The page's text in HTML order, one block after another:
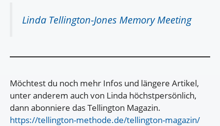
Linda Tellington-Jones Memory Meeting
Möchtest du noch mehr Infos und längere Artikel,
unter anderem auch von Linda höchstpersönlich,
dann abonniere das Tellington Magazin.
https://tellington-methode.de/tellington-magazin/